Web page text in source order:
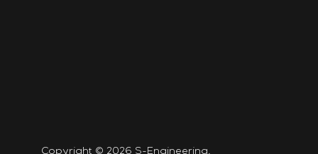
Copyright © 2026 S-Engineering.